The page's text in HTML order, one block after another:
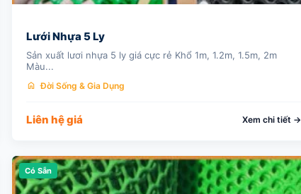
Lưới Nhựa 5 Ly
Sản xuất lươi nhựa 5 ly giá cực rẻ Khổ 1m, 1.2m, 1.5m, 2m
Màu...
home Đời Sống & Gia Dụng
Liên hệ giá Xem chi tiết →
Có Sẵn